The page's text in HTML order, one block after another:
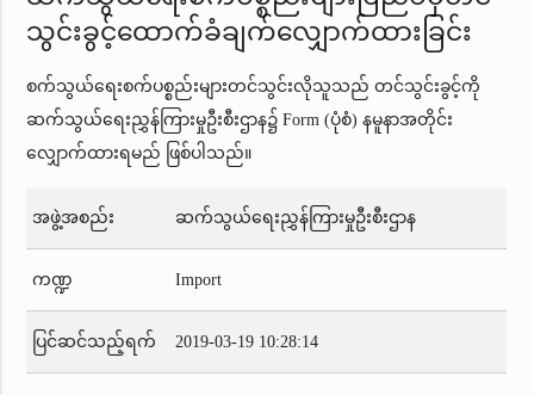
သွင်းခွင့်ထောက်ခံချက်လျှောက်ထားခြင်း
စက်သွယ်ရေးစက်ပစ္စည်းများတင်သွင်းလိုသူသည် တင်သွင်းခွင့်ကို
ဆက်သွယ်ရေးညွှန်ကြားမှုဦးစီးဌာန၌ Form (ပုံစံ) နမူနာအတိုင်း
လျှောက်ထားရမည် ဖြစ်ပါသည်။
အဖွဲ့အစည်း ဆက်သွယ်ရေးညွှန်ကြားမှုဦးစီးဌာန
ကဏ္ဍ Import
ပြင်ဆင်သည့်ရက် 2019-03-19 10:28:14